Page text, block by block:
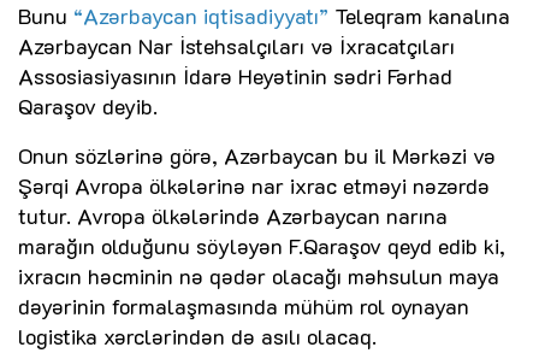
Bunu “Azərbaycan iqtisadiyyatı” Teleqram kanalına
Azərbaycan Nar İstehsalçıları və İxracatçıları
Assosiasiyasının İdarə Heyətinin sədri Fərhad
Qaraşov deyib.
Onun sözlərinə görə, Azərbaycan bu il Mərkəzi və
Şərqi Avropa ölkələrinə nar ixrac etməyi nəzərdə
tutur. Avropa ölkələrində Azərbaycan narına
marağın olduğunu söyləyən F.Qaraşov qeyd edib ki,
ixracın həcminin nə qədər olacağı məhsulun maya
dəyərinin formalaşmasında mühüm rol oynayan
logistika xərclərindən də asılı olacaq.